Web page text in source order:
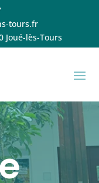
tours.fr
Joué-lès-Tours